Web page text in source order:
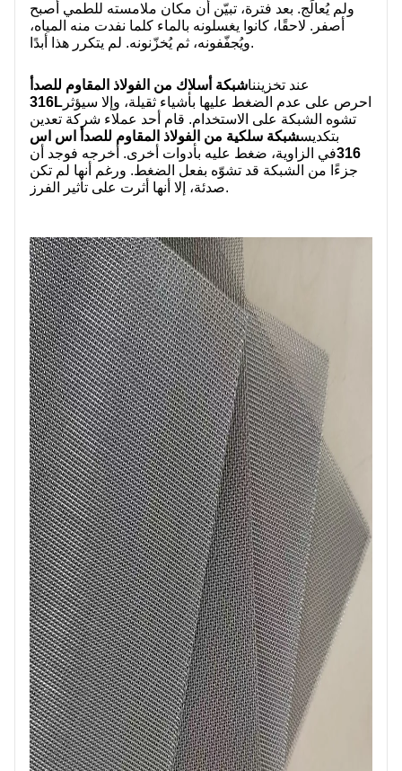
ولم يُعالَج. بعد فترة، تبيّن أن مكان ملامسته للطمي أصبح
أصفر. لاحقًا، كانوا يغسلونه بالماء كلما نفدت منه المياه،
ويُجفّفونه، ثم يُخزّنونه. لم يتكرر هذا أبدًا.
عند تخزينناشبكة أسلاك من الفولاذ المقاوم للصدأ
316L احرص على عدم الضغط عليها بأشياء ثقيلة، وإلا سيؤثر
تشوه الشبكة على الاستخدام. قام أحد عملاء شركة تعدين
بتكديسشبكة سلكية من الفولاذ المقاوم للصدأ اس اس
316في الزاوية، ضغط عليه بأدوات أخرى. أخرجه فوجد أن
جزءًا من الشبكة قد تشوّه بفعل الضغط. ورغم أنها لم تكن
صدئة، إلا أنها أثرت على تأثير الفرز.